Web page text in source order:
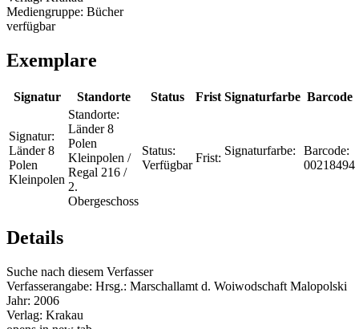
Mediengruppe: Bücher
verfügbar
Exemplare
Signatur Standorte Status Frist Signaturfarbe Barcode
Signatur:
Länder 8
Polen
Kleinpolen
Standorte:
Länder 8
Polen
Kleinpolen /
Regal 216 /
2.
Obergeschoss
Status:
Verfügbar
Frist:
Signaturfarbe:
Barcode:
00218494
Details
Suche nach diesem Verfasser
Verfasserangabe: Hrsg.: Marschallamt d. Woiwodschaft Malopolski
Jahr: 2006
Verlag: Krakau